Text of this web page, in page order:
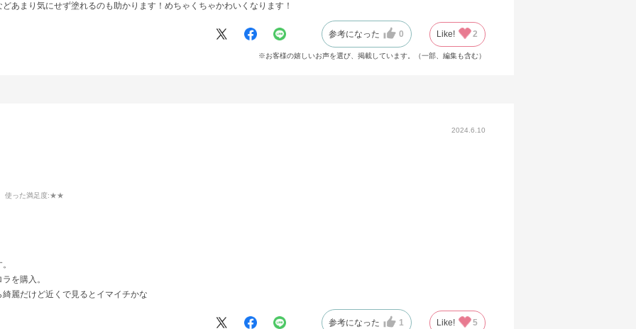
あまり気にせず塗れるのも助かります！めちゃくちゃかわいくなります！
参考になった 0 Like! 2
※お客様の嬉しいお声を選び、掲載しています。（一部、編集も含む）
2024.6.10
使った満足度:★★
を購入。
麗だけど近くで見るとイマイチかな
参考になった 1 Like! 5